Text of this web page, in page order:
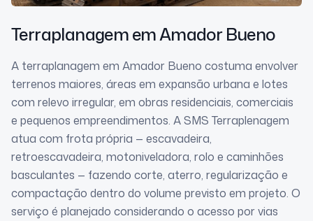
Terraplanagemem Amador Bueno
A terraplanagem em Amador Bueno costuma envolver
terrenos maiores, áreas em expansão urbana e lotes
com relevo irregular, em obras residenciais, comerciais
e pequenos empreendimentos. A SMS Terraplenagem
atua com frota própria — escavadeira,
retroescavadeira, motoniveladora, rolo e caminhões
basculantes — fazendo corte, aterro, regularização e
compactação dentro do volume previsto em projeto. O
serviço é planejado considerando o acesso por vias